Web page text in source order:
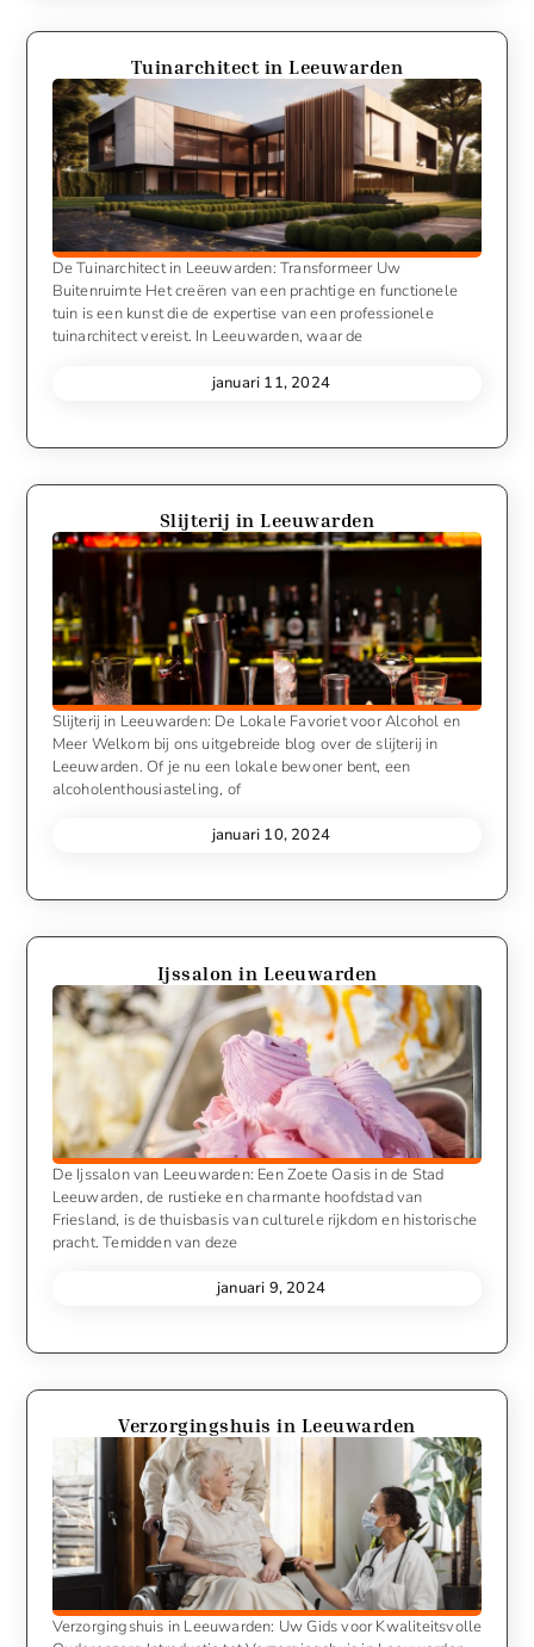
Tuinarchitect in Leeuwarden
De Tuinarchitect in Leeuwarden: Transformeer Uw
Buitenruimte Het creëren van een prachtige en functionele
tuin is een kunst die de expertise van een professionele
tuinarchitect vereist. In Leeuwarden, waar de
januari 11, 2024
Slijterij in Leeuwarden
Slijterij in Leeuwarden: De Lokale Favoriet voor Alcohol en
Meer Welkom bij ons uitgebreide blog over de slijterij in
Leeuwarden. Of je nu een lokale bewoner bent, een
alcoholenthousiasteling, of
januari 10, 2024
Ijssalon in Leeuwarden
De Ijssalon van Leeuwarden: Een Zoete Oasis in de Stad
Leeuwarden, de rustieke en charmante hoofdstad van
Friesland, is de thuisbasis van culturele rijkdom en historische
pracht. Temidden van deze
januari 9, 2024
Verzorgingshuis in Leeuwarden
Verzorgingshuis in Leeuwarden: Uw Gids voor Kwaliteitsvolle